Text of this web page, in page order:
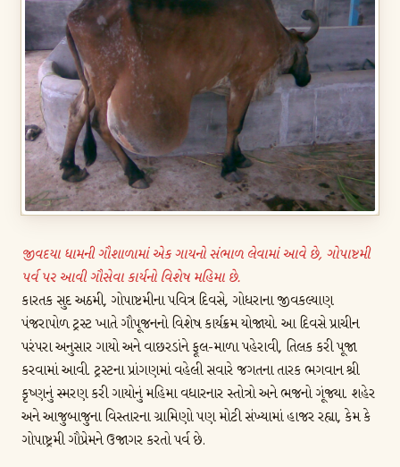
संपर्क
गूगल मैप
ट्रस्ट पंजीकरण संख्या:E/3553/PMS./1.10.2007
જીવદયા ધામની ગૌશાળામાં એક ગાયનો સંભાળ લેવામાં આવે છે, ગોપાષ્ટમી
પર્વ પર આવી ગૌસેવા કાર્યનો વિશેષ મહિમા છે.
કારતક સુદ અઠમી, ગોપાષ્ટમીના પવિત્ર દિવસે, ગોધરાના જીવકલ્યાણ
પંજરાપોળ ટ્રસ્ટ ખાતે ગૌપૂજનનો વિશેષ કાર્યક્રમ યોજાયો. આ દિવસે પ્રાચીન
પરંપરા અનુસાર ગાયો અને વાછરડાંને ફૂલ-માળા પહેરાવી, તિલક કરી પૂજા
કરવામાં આવી. ટ્રસ્ટના પ્રાંગણમાં વહેલી સવારે જગતના તારક ભગવાન શ્રી
કૃષ્ણનું સ્મરણ કરી ગાયોનું મહિમા વધારનાર સ્તોત્રો અને ભજનો ગૂંજ્યા. શહેર
અને આજુબાજુના વિસ્તારના ગ્રામિણો પણ મોટી સંખ્યામાં હાજર રહ્યા, કેમ કે
ગોપાષ્ટ્રમી ગૌપ્રેમને ઉજાગર કરતો પર્વ છે.